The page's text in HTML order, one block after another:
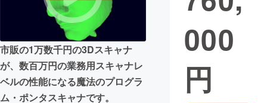
映像・映画
ビジネス・起業
まちづくり・地域活性化
市販の1万数千円の3Dスキャナ
が、数百万円の業務用スキャナレ
ベルの性能になる魔法のプログラ
ム・ポンタスキャナです。
000
円